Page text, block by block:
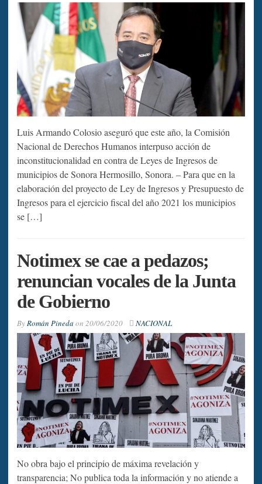
Luis Armando Colosio aseguró que este año, la Comisión
Nacional de Derechos Humanos interpuso acción de
inconstitucionalidad en contra de Leyes de Ingresos de
municipios de Sonora Hermosillo, Sonora. – Para que en la
elaboración del proyecto de Ley de Ingresos y Presupuesto de
Ingresos para el ejercicio fiscal del año 2021 los municipios
se […]
Notimex se cae a pedazos;
renuncian vocales de la Junta
de Gobierno
ByRomán Pineda on 20/06/2020 NACIONAL
No obra bajo el principio de máxima revelación y
transparencia; No publica toda la información y no atiende a